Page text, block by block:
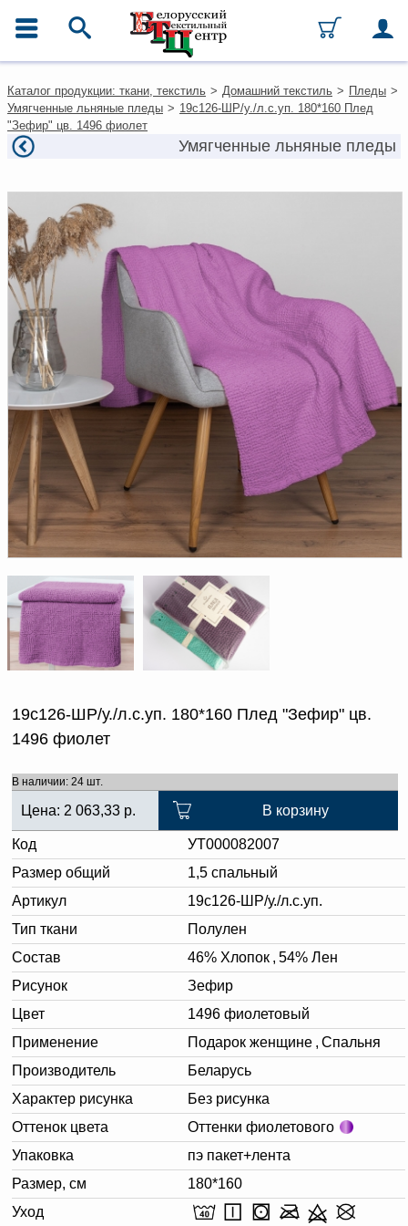
Каталог
Ткани
Домашний текстиль
Одежда
Текстиль для ресторанов и
гостиниц
Текстильная галантерея и
фурнитура
Условия работы
Оплата и доставка
Как оформить заказ
Вакансии
Как нас найти
Написать нам
Доверенность на
получение груза
Документы по работе с
персональными данными
Письмо руководителю
Вопросы и ответы
Новости | Статьи
Каталог продукции: ткани, текстиль > Домашний текстиль > Пледы >
Умягченные льняные пледы > 19с126-ШР/у./л.с.уп. 180*160 Плед
"Зефир" цв. 1496 фиолет
Умягченные льняные пледы
19с126-ШР/у./л.с.уп. 180*160 Плед "Зефир" цв.
1496 фиолет
В наличии: 24 шт.
Цена: 2 063,33 р. В корзину
Код
УТ000082007
Размер общий
1,5 спальный
Артикул
19с126-ШР/у./л.с.уп.
Тип ткани
Полулен
Состав
46% Хлопок , 54% Лен
Рисунок
Зефир
Цвет
1496 фиолетовый
Применение
Подарок женщине , Спальня
Производитель
Беларусь
Характер рисунка
Без рисунка
Оттенок цвета
Оттенки фиолетового
Упаковка
пэ пакет+лента
Размер, см
180*160
Уход
Добавить